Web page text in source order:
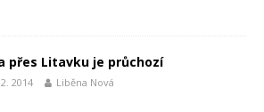
přes Litavku je průchozí
2014 Liběna Nová